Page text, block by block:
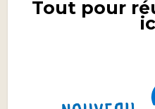
Tout pour